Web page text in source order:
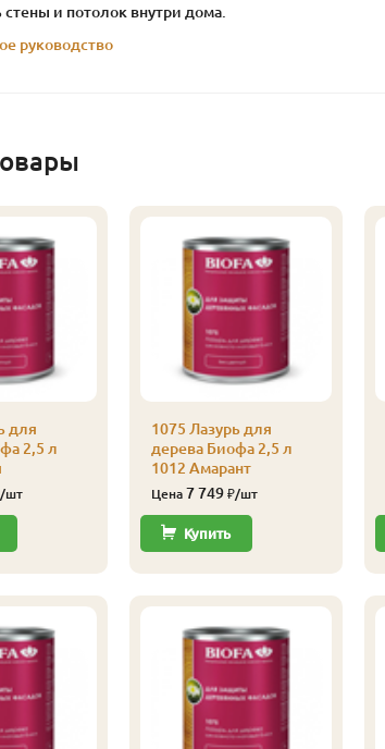
стены и потолок внутри дома.
руководство
для
2,5 л
шт
1075 Лазурь для
дерева Биофа 2,5 л
1012 Амарант
Цена 7 749₽/шт
Купить